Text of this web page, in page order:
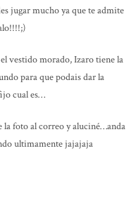
jugar mucho ya que te admite
vestido morado, Izaro tiene la
para que podais dar la
cual es…
la foto al correo y aluciné…anda
ultimamente jajajaja